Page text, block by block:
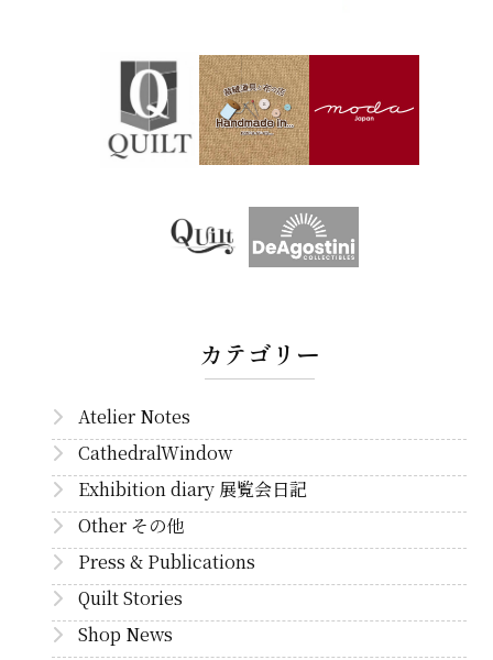
カテゴリー
Atelier Notes
CathedralWindow
Exhibition diary 展覧会日記
Other その他
Press & Publications
Quilt Stories
Shop News